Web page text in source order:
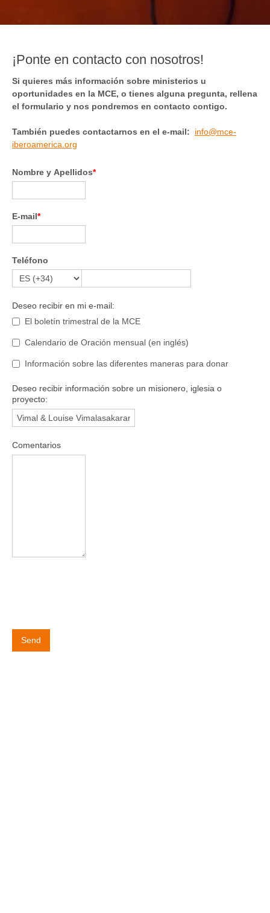
¡Ponte en contacto con nosotros!
Si quieres más información sobre ministerios u
oportunidades en la MCE, o tienes alguna pregunta, rellena
el formulario y nos pondremos en contacto contigo.
También puedes contactarnos en el e-mail:
info@mce-
iberoamerica.org
Nombre y Apellidos*
E-mail*
Teléfono
Deseo recibir en mi e-mail:
El boletín trimestral de la MCE
Calendario de Oración mensual (en inglés)
Información sobre las diferentes maneras para donar
Deseo recibir información sobre un misionero, iglesia o
proyecto:
Comentarios
Send